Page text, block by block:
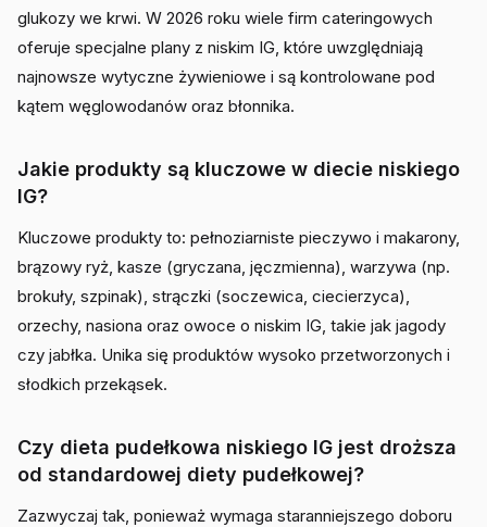
glukozy we krwi. W 2026 roku wiele firm cateringowych
oferuje specjalne plany z niskim IG, które uwzględniają
najnowsze wytyczne żywieniowe i są kontrolowane pod
kątem węglowodanów oraz błonnika.
Jakie produkty są kluczowe w diecie niskiego
IG?
Kluczowe produkty to: pełnoziarniste pieczywo i makarony,
brązowy ryż, kasze (gryczana, jęczmienna), warzywa (np.
brokuły, szpinak), strączki (soczewica, ciecierzyca),
orzechy, nasiona oraz owoce o niskim IG, takie jak jagody
czy jabłka. Unika się produktów wysoko przetworzonych i
słodkich przekąsek.
Czy dieta pudełkowa niskiego IG jest droższa
od standardowej diety pudełkowej?
Zazwyczaj tak, ponieważ wymaga staranniejszego doboru